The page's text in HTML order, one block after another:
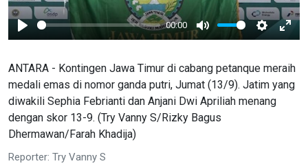
Play
00:00
Mute Settings
ANTARA - Kontingen Jawa Timur di cabang petanque meraih
medali emas di nomor ganda putri, Jumat (13/9). Jatim yang
diwakili Sephia Febrianti dan Anjani Dwi Apriliah menang
dengan skor 13-9. (Try Vanny S/Rizky Bagus
Dhermawan/Farah Khadija)
Reporter: Try Vanny S